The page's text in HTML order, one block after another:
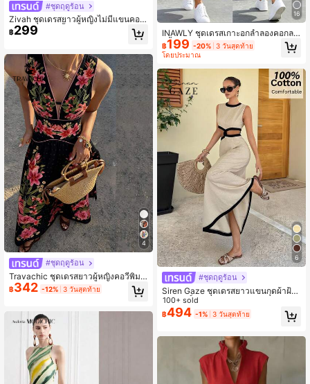
#ชุดฤดูร้อน
Zivah ชุดเดรสยาวผู้หญิงไม่มีแขนคอ
U ผ้าบางเบาสีน้ำตาลแดงลายปะติด สไ
ตล์โบฮีเมียน สำหรับฤดูร้อนใหม่ เหมาะ
นหยุดพักผ่อน, ชายหาด, ลุคชนเผ่า, สไ
ตล์ตะวันตก, ปาร์ตี้, เทศกาล, เทศกาลด
นตรี, ชุดสนามบิน, ชุดบรันช์, การเดินท
าง, พักผ่อนที่บ้าน-A
฿299
4
#ชุดฤดูร้อน
Travachic ชุดเดรสยาวผู้หญิงคอวีพิมพ์
ลาย
฿342 -12% 3 วันสุดท้าย
16
INAWLY ชุดเดรสเกาะอกลำลองคอกลม
สีพื้นผ่าข้างสำหรับผู้หญิง
฿199 -20% 3 วันสุดท้าย
โดยประมาณ
6
#ชุดฤดูร้อน
Siren Gaze ชุดเดรสยาวแขนกุดผ้าฝ้า
ยบริสุทธิ์ 100% สำหรับฤดูร้อน ดีไซน์คั
ลเลอร์บล็อกฉลุลาย สไตล์ฝรั่งเศสเรียบห
รู เอวสูง ทรงเข้ารูป ชุดเดรสชายหาดแ
ปรงบานและดีไซน์ผ่าข้าง แฟชั่นและอเ
นกประสงค์สำหรับใส่ไปเที่ยว ชุดเดรสผู้
หญิงที่สง่างาม ชุดเดรสล่าสุดคุณภาพสู
ง ชุดเดรสผู้หญิง ชุดเดรสหรูหรา ชุดเดร
สฤดูร้อนสำหรับผู้หญิง
100+ sold
฿494 -1% 3 วันสุดท้าย